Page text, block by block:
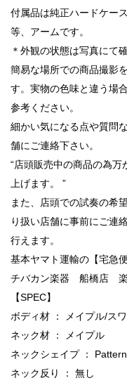
付属品は純正ハードケー
等、アームです。
＊外観の状態は写真にて
簡易な場所での商品撮影
す。実物の色味と違う場
参考ください。
細かい気になる点や質問
舗にご連絡下さい。
“店頭販売中の商品の為
上げます。 ”
また、店頭での試奏の希
り扱い店舗に事前にご連
行えます。
基本ヤマト運輸の【宅急
チバカン楽器 船橋店 楽
【SPEC】
ボディ材 ： メイプル/ス
ネック材 ： メイプル
ネックシェイプ ：
ネック反り ： 無し